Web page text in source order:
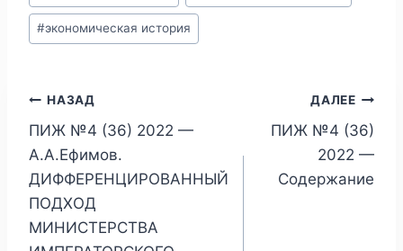
#экономическая история
Навигация
по
записям
НАЗАД
ПИЖ №4 (36) 2022 —
А.А.Ефимов.
ДИФФЕРЕНЦИРОВАННЫЙ
ПОДХОД
МИНИСТЕРСТВА
ДАЛЕЕ
ПИЖ №4 (36)
2022 —
Содержание